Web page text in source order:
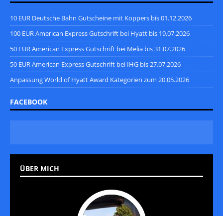
10 EUR Deutsche Bahn Gutscheine mit Koppers bis 01.12.2026
100 EUR American Express Gutschrift bei Hyatt bis 19.07.2026
50 EUR American Express Gutschrift bei Melia bis 31.07.2026
50 EUR American Express Gutschrift bei IHG bis 27.07.2026
Anpassung World of Hyatt Award Kategorien zum 20.05.2026
FACEBOOK
ÜBER MICH